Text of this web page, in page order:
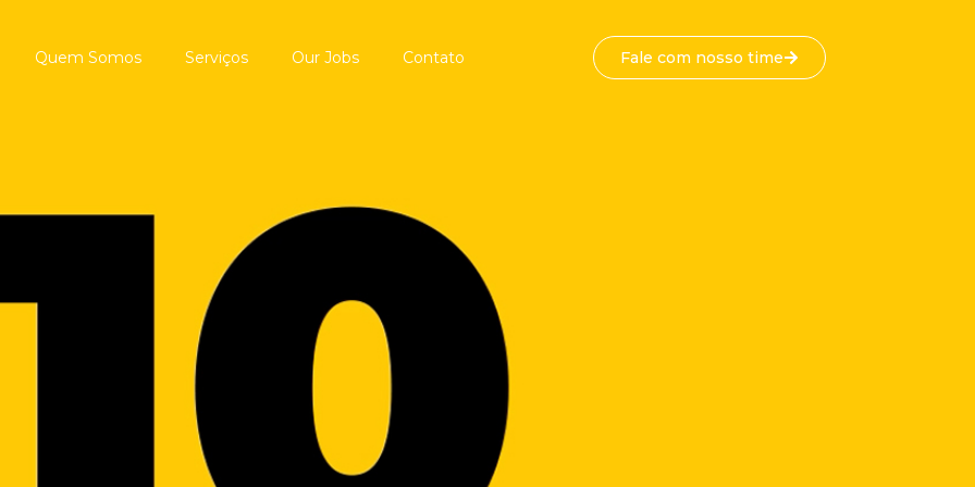
Quem Somos Serviços Our Jobs Contato Fale com nosso time